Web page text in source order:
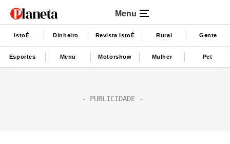
Menu
IstoÉ Dinheiro Revista IstoÉ Rural Gente
Esportes Menu Motorshow Mulher Pet